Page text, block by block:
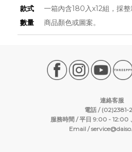
款式
數量
一箱內含180入x12組，採
商品顏色或圖案。
連絡客服
電話 / (02)2381-
服務時間 / 平日 9:00 - 12:00
Email /